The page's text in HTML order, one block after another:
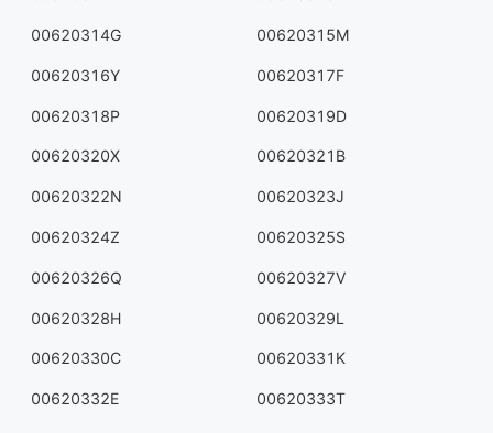
00620314G 00620315M
00620316Y 00620317F
00620318P 00620319D
00620320X 00620321B
00620322N 00620323J
00620324Z 00620325S
00620326Q 00620327V
00620328H 00620329L
00620330C 00620331K
00620332E 00620333T